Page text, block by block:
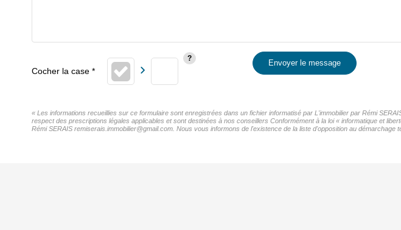
Envoyer le message
« Les informations recueillies sur ce formulaire sont enregistrées dans un fichier informatisé par L'immobilier par Rémi
respect des prescriptions légales applicables et sont destinées à nos conseillers Conformément à la loi « informatique et
Rémi SERAIS remiserais.immobilier@gmail.com. Nous vous informons de l'existence de la liste d'opposition au